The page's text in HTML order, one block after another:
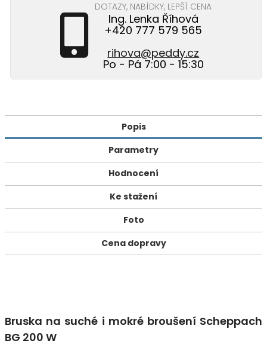
DOTAZY, NABÍDKY, LEPŠÍ CENA
Ing. Lenka Říhová
+420 777 579 565
rihova@peddy.cz
Po - Pá 7:00 - 15:30
Popis
Parametry
Hodnocení
Ke stažení
Foto
Cena dopravy
Bruska na suché i mokré broušení Scheppach
BG 200 W